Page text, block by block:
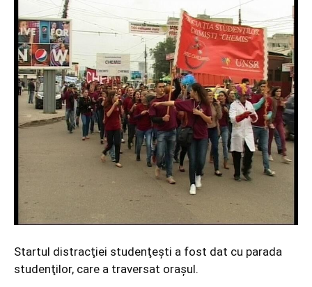
Startul distracţiei studenţeşti a fost dat cu parada
studenţilor, care a traversat oraşul.